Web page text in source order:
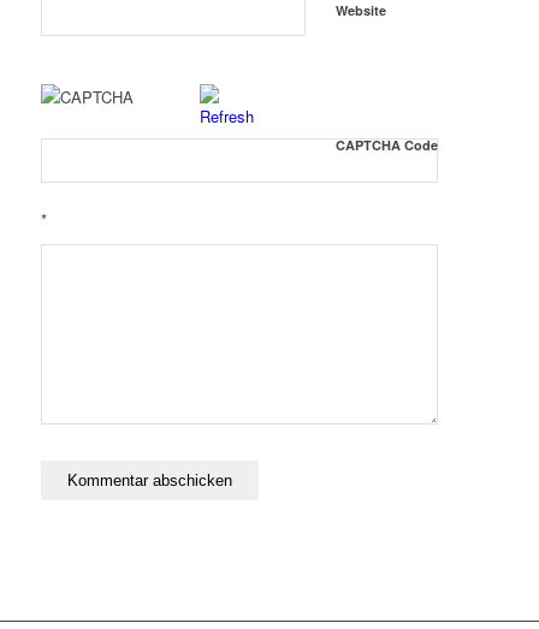
Website
CAPTCHA Code
*